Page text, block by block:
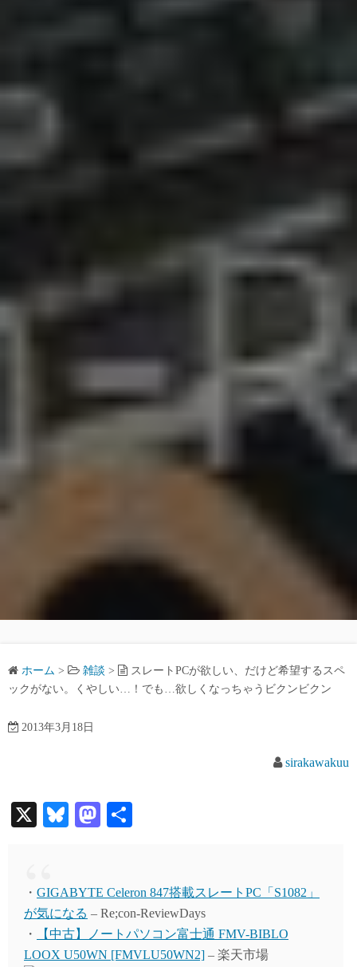
ホーム > 雑談 >
スレートPCが欲しい、だけど希望するスペ
ックがない。くやしい…！でも…欲しくなっちゃうビクンビクン
2013年3月18日
sirakawakuu
X
Bl
y
M
do
n
・ GIGABYTE Celeron 847搭載スレートPC「S1082」
が気になる – Re;con-ReviewDays
・
【中古】ノートパソコン富士通 FMV-BIBLO
LOOX U50WN [FMVLU50WN2] – 楽天市場